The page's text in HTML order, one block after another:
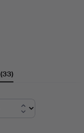
(33)